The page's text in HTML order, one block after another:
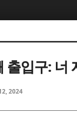
출입구: 너
2024
치북5
치북5